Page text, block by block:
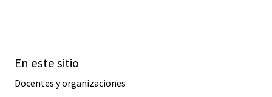
En este sitio
Docentes y organizaciones